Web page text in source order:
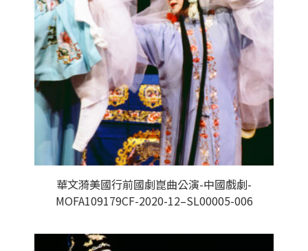
華文漪美國行前國劇崑曲公演-中國戲劇-
MOFA109179CF-2020-12–SL00005-006